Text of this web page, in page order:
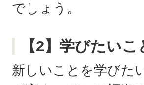
でしょう。
【2】学びたい
新しいことを学びた